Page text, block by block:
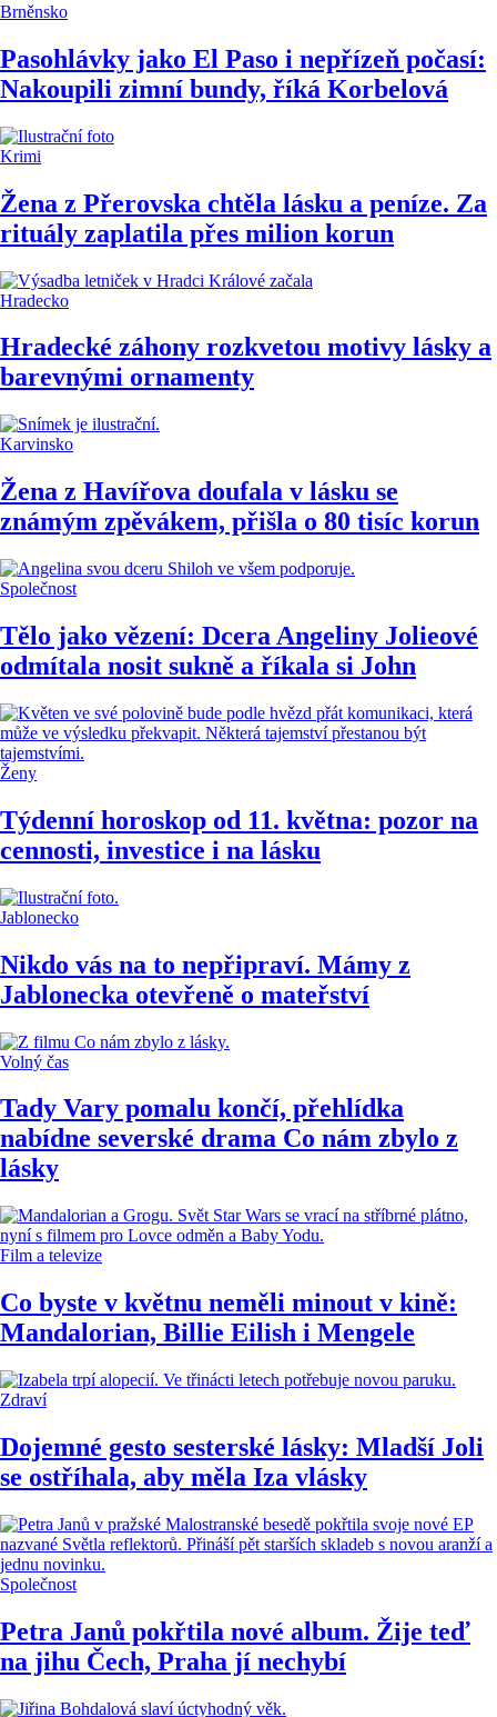
Brněnsko
Pasohlávky jako El Paso i nepřízeň počasí:
Nakoupili zimní bundy, říká Korbelová
Krimi
Žena z Přerovska chtěla lásku a peníze. Za
rituály zaplatila přes milion korun
Hradecko
Hradecké záhony rozkvetou motivy lásky a
barevnými ornamenty
Karvinsko
Žena z Havířova doufala v lásku se
známým zpěvákem, přišla o 80 tisíc korun
Společnost
Tělo jako vězení: Dcera Angeliny Jolieové
odmítala nosit sukně a říkala si John
Ženy
Týdenní horoskop od 11. května: pozor na
cennosti, investice i na lásku
Jablonecko
Nikdo vás na to nepřipraví. Mámy z
Jablonecka otevřeně o mateřství
Volný čas
Tady Vary pomalu končí, přehlídka
nabídne severské drama Co nám zbylo z
lásky
Film a televize
Co byste v květnu neměli minout v kině:
Mandalorian, Billie Eilish i Mengele
Zdraví
Dojemné gesto sesterské lásky: Mladší Joli
se ostříhala, aby měla Iza vlásky
Společnost
Petra Janů pokřtila nové album. Žije teď
na jihu Čech, Praha jí nechybí